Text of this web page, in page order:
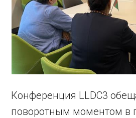
Конференция LLDC3
поворотным моментом в